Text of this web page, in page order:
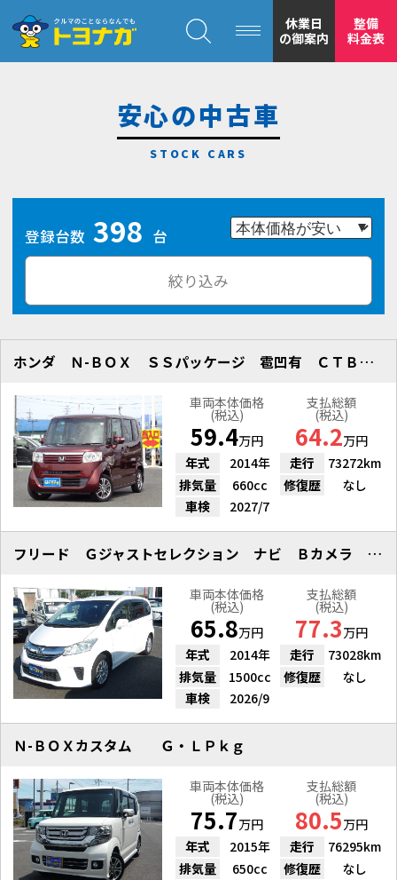
安心の
休業日
の御案内
整備
料金表
安心の中古車
登録台数 398 台
絞り込み
ホンダ Ｎ-ＢＯＸ ＳＳパッケージ 雹凹有 ＣＴＢＡ 地デジＮ
車両本体価格
(税込)
59.4万円
支払総額
(税込)
64.2万円
年式
2014年 走行
73272km
排気量
660cc 修復歴
なし
車検
2027/7
フリード Ｇジャストセレクション ナビ Ｂカメラ 社外アルミ ＥＴＣ
車両本体価格
(税込)
65.8万円
支払総額
(税込)
77.3万円
年式
2014年 走行
73028km
排気量
1500cc 修復歴
なし
車検
2026/9
Ｎ-ＢＯＸカスタム Ｇ・ＬＰｋｇ
車両本体価格
(税込)
75.7万円
支払総額
(税込)
80.5万円
年式
2015年 走行
76295km
排気量
650cc 修復歴
なし